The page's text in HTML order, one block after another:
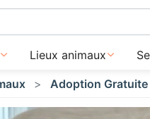
Lieux animaux
Adoption Gratuite